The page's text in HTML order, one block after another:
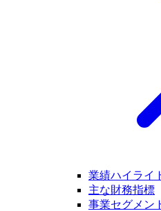
業績ハイライ
主な財務指標
事業セグメン